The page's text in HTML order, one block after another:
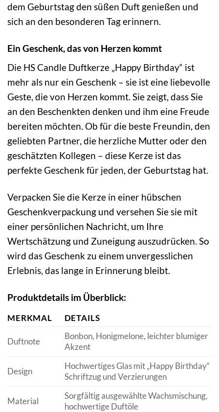
dem Geburtstag den süßen Duft genießen und
sich an den besonderen Tag erinnern.
Ein Geschenk, das von Herzen kommt
Die HS Candle Duftkerze „Happy Birthday“ ist
mehr als nur ein Geschenk – sie ist eine liebevolle
Geste, die von Herzen kommt. Sie zeigt, dass Sie
an den Beschenkten denken und ihm eine Freude
bereiten möchten. Ob für die beste Freundin, den
geliebten Partner, die herzliche Mutter oder den
geschätzten Kollegen – diese Kerze ist das
perfekte Geschenk für jeden, der Geburtstag hat.
Verpacken Sie die Kerze in einer hübschen
Geschenkverpackung und versehen Sie sie mit
einer persönlichen Nachricht, um Ihre
Wertschätzung und Zuneigung auszudrücken. So
wird das Geschenk zu einem unvergesslichen
Erlebnis, das lange in Erinnerung bleibt.
Produktdetails im Überblick:
MERKMAL DETAILS
Duftnote
Bonbon, Honigmelone, leichter blumiger
Akzent
Design
Hochwertiges Glas mit „Happy Birthday“
Schriftzug und Verzierungen
Material
Sorgfältig ausgewählte Wachsmischung,
hochwertige Duftöle